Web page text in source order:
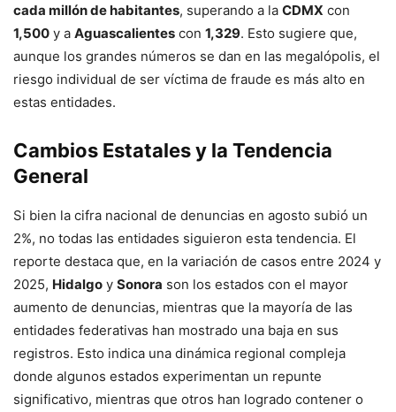
cada millón de habitantes, superando a la CDMX con
1,500 y a Aguascalientes con 1,329. Esto sugiere que,
aunque los grandes números se dan en las megalópolis, el
riesgo individual de ser víctima de fraude es más alto en
estas entidades.
Cambios Estatales y la Tendencia
General
Si bien la cifra nacional de denuncias en agosto subió un
2%, no todas las entidades siguieron esta tendencia. El
reporte destaca que, en la variación de casos entre 2024 y
2025, Hidalgo y Sonora son los estados con el mayor
aumento de denuncias, mientras que la mayoría de las
entidades federativas han mostrado una baja en sus
registros. Esto indica una dinámica regional compleja
donde algunos estados experimentan un repunte
significativo, mientras que otros han logrado contener o